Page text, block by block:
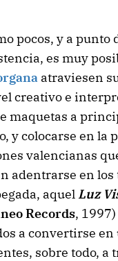
pocos, y a punto
es muy
atraviesen
creativo e
maquetas a
y colocarse en la
valencianas
adentrarse en los
aquel Luz
Records,
a convertirse en
sobre todo, a